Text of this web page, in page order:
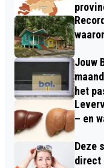
Jouw
het
– en
Deze
direct